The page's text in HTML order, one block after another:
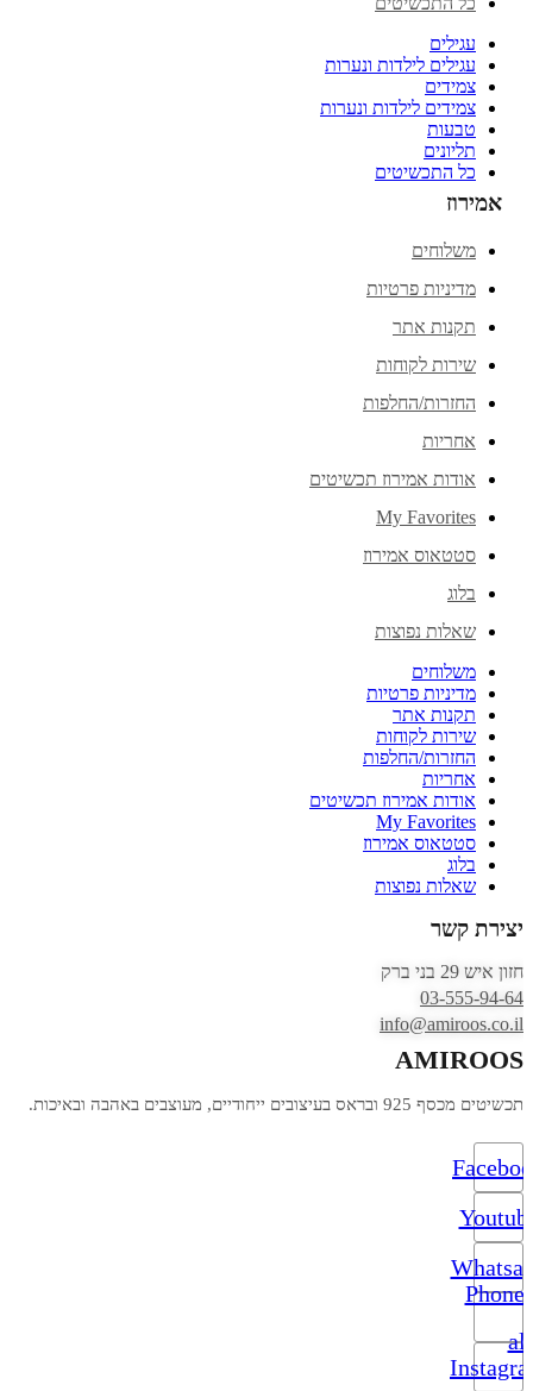
עגילים
עגילים לילדות ונערות
צמידים
צמידים לילדות ונערות
טבעות
תליונים
כל התכשיטים
אמירוז
משלוחים
מדיניות פרטיות
תקנות אתר
שירות לקוחות
החזרות/החלפות
אחריות
אודות אמירוז תכשיטים
My Favorites
סטטאוס אמירוז
בלוג
שאלות נפוצות
משלוחים
מדיניות פרטיות
תקנות אתר
שירות לקוחות
החזרות/החלפות
אחריות
אודות אמירוז תכשיטים
My Favorites
סטטאוס אמירוז
בלוג
שאלות נפוצות
יצירת קשר
חזון איש 29 בני ברק
03-555-94-64
info@amiroos.co.il
AMIROOS
תכשיטים מכסף 925 ובראס בעיצובים ייחודיים, מעוצבים באהבה ובאיכות.
Phone-
alt